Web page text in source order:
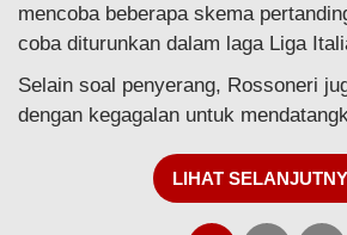
mencoba beberapa skema
coba diturunkan dalam laga Liga
Selain soal penyerang, Rossoneri
dengan kegagalan untuk
LIHAT